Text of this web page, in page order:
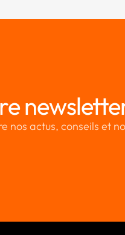
nos actus, conseils et